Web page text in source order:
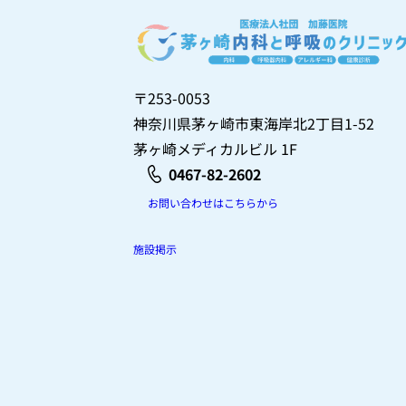
〒253-0053
神奈川県茅ヶ崎市東海岸北2丁目1-52
茅ヶ崎メディカルビル 1F
0467-82-2602
お問い合わせはこちらから
施設掲示